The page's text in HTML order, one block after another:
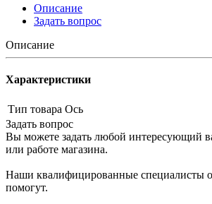
Описание
Задать вопрос
Описание
Характеристики
Тип товара Ось
Задать вопрос
Вы можете задать любой интересующий
или работе магазина.
Наши квалифицированные специалисты
помогут.